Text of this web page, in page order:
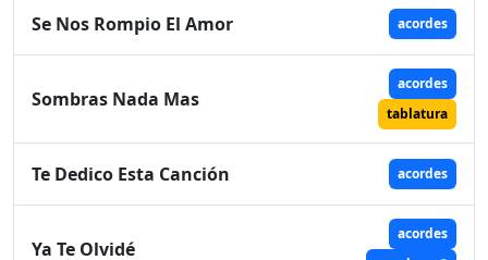
Se Nos Rompio El Amor acordes
Sombras Nada Mas
acordes
tablatura
Te Dedico Esta Canción acordes
Ya Te Olvidé
acordes